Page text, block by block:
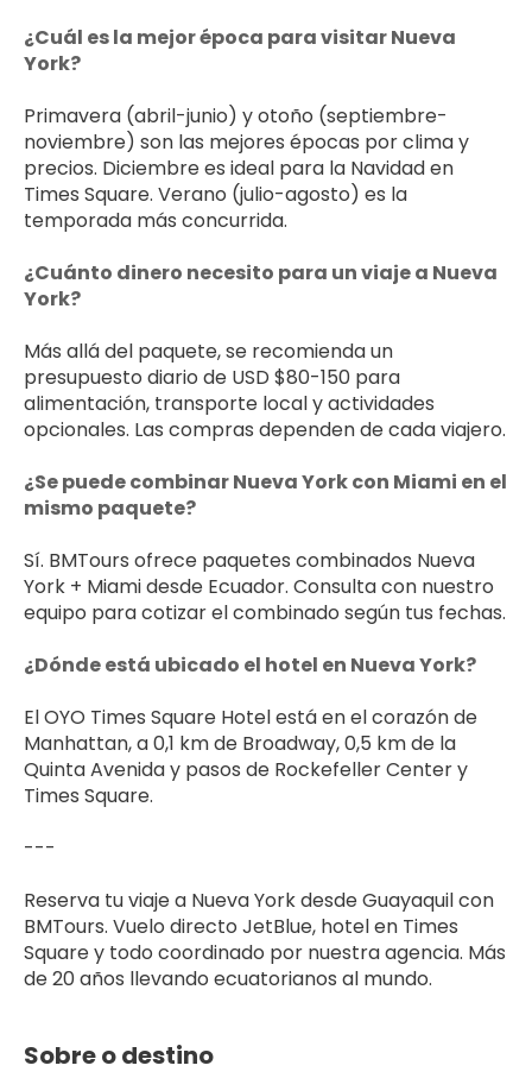
¿Cuál es la mejor época para visitar Nueva
York?
Primavera (abril-junio) y otoño (septiembre-
noviembre) son las mejores épocas por clima y
precios. Diciembre es ideal para la Navidad en
Times Square. Verano (julio-agosto) es la
temporada más concurrida.
¿Cuánto dinero necesito para un viaje a Nueva
York?
Más allá del paquete, se recomienda un
presupuesto diario de USD $80-150 para
alimentación, transporte local y actividades
opcionales. Las compras dependen de cada viajero.
¿Se puede combinar Nueva York con Miami en el
mismo paquete?
Sí. BMTours ofrece paquetes combinados Nueva
York + Miami desde Ecuador. Consulta con nuestro
equipo para cotizar el combinado según tus fechas.
¿Dónde está ubicado el hotel en Nueva York?
El OYO Times Square Hotel está en el corazón de
Manhattan, a 0,1 km de Broadway, 0,5 km de la
Quinta Avenida y pasos de Rockefeller Center y
Times Square.
---
Reserva tu viaje a Nueva York desde Guayaquil con
BMTours. Vuelo directo JetBlue, hotel en Times
Square y todo coordinado por nuestra agencia. Más
de 20 años llevando ecuatorianos al mundo.
Sobre o destino